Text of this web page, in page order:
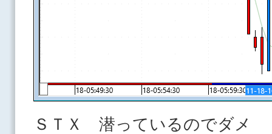
ＳＴＸ 潜っているのでダメ